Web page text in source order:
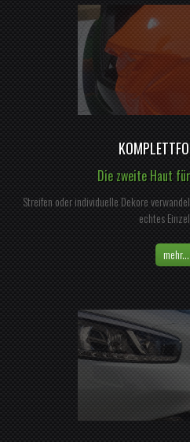
Die zweite Haut
Streifen oder individuelle Dekore
echtes
mehr...